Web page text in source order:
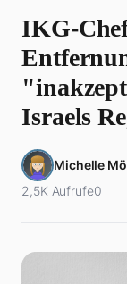
IKG-
Israels
Michelle
2,5K Aufrufe0